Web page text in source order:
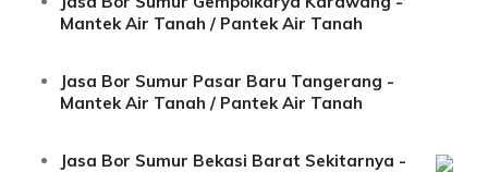
Mantek Air Tanah / Pantek Air Tanah
Jasa Bor Sumur Pasar Baru Tangerang -
Mantek Air Tanah / Pantek Air Tanah
Jasa Bor Sumur Bekasi Barat Sekitarnya -